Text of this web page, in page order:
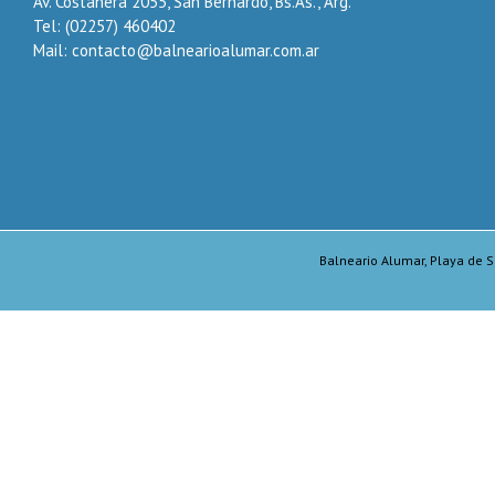
Tel: (02257) 460402
Mail: contacto@balnearioalumar.com.ar
Balneario Alumar, Playa de